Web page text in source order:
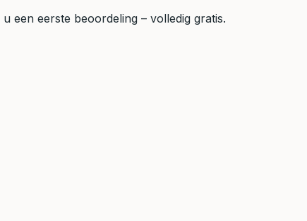
een eerste beoordeling – volledig gratis.